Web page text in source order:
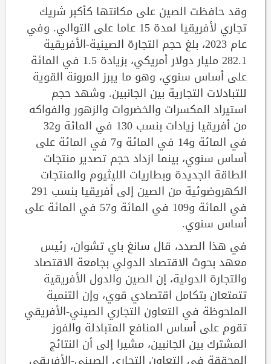
وقد حافظت الصين على مكانتها كأكبر شريك
تجاري لأفريقيا لمدة 15 عاما على التوالي. وفي
عام 2023، بلغ حجم التجارة الصينية-الأفريقية
282.1 مليار دولار أمريكي، بزيادة 1.5 في المائة
على أساس سنوي، وهو ما يبرز المرونة القوية
للتبادلات التجارية بين الجانبين. وشهد حجم
استيراد المكسرات والخضروات والزهور والفواكه
من أفريقيا زيادات بنسب 130 في المائة و32
في المائة و14 في المائة و7 في المائة على
أساس سنوي، بينما ازداد حجم تصدير منتجات
الطاقة الجديدة وبطاريات الليثيوم والمنتجات
الكهروضوئية من الصين إلى أفريقيا بنسب 291
في المائة و109 في المائة و57 في المائة على
أساس سنوي.
في هذا الصدد، قال سانغ باي تشوان، رئيس
معهد بحوث الاقتصاد الدولي بجامعة الاقتصاد
والتجارة الدولية، إن الصين والدول الأفريقية
تتمتعان بتكامل اقتصادي قوي، وإن التنمية
الملحوظة في التعاون التجاري الصيني-الأفريقي
تقوم على أساس المنافع المتبادلة والفوز
المشترك بين الجانبين، مشيرا إلى أن النتائج